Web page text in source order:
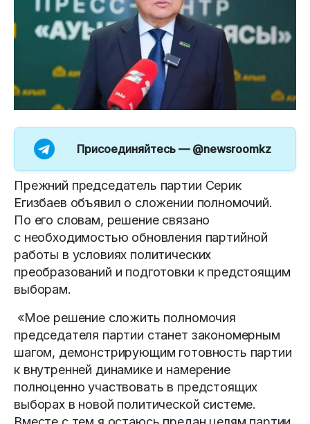
Присоединяйтесь — @newsroomkz
Прежний председатель партии Серик
Егизбаев объявил о сложении полномочий.
По его словам, решение связано
с необходимостью обновления партийной
работы в условиях политических
преобразований и подготовки к предстоящим
выборам.
«Мое решение сложить полномочия
председателя партии станет закономерным
шагом, демонстрирующим готовность партии
к внутренней динамике и намерение
полноценно участвовать в предстоящих
выборах в новой политической системе.